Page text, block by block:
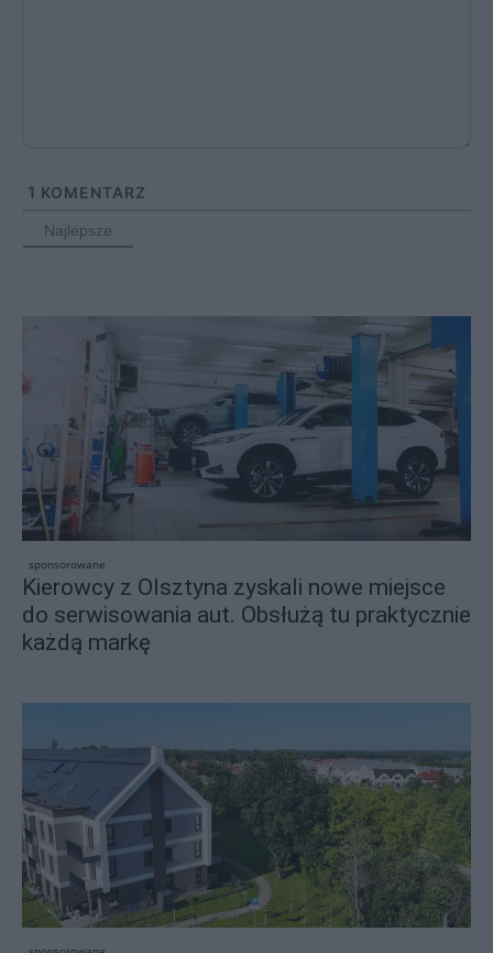
1 KOMENTARZ
Najlepsze
sponsorowane
Kierowcy z Olsztyna zyskali nowe miejsce
do serwisowania aut. Obsłużą tu praktycznie
każdą markę